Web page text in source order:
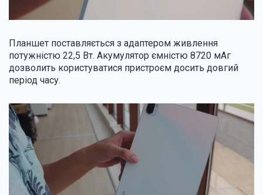
Планшет поставляється з адаптером живлення
потужністю 22,5 Вт. Акумулятор ємністю 8720 мАг
дозволить користуватися пристроєм досить довгий
період часу.